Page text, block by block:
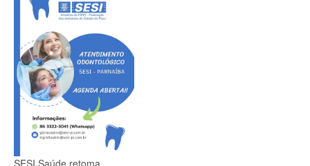
SESI Saúde retoma